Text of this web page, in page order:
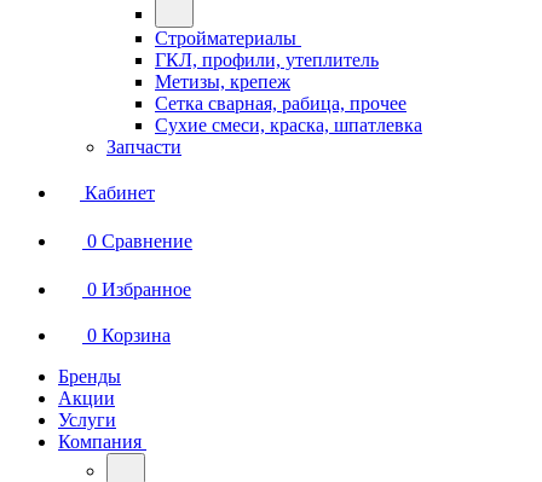
Стройматериалы
ГКЛ, профили, утеплитель
Метизы, крепеж
Сетка сварная, рабица, прочее
Сухие смеси, краска, шпатлевка
Запчасти
Кабинет
0 Сравнение
0 Избранное
0 Корзина
Бренды
Акции
Услуги
Компания